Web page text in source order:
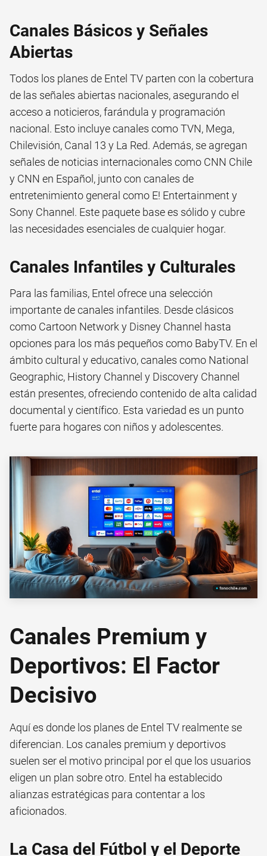
Canales Básicos y Señales
Abiertas
Todos los planes de Entel TV parten con la cobertura
de las señales abiertas nacionales, asegurando el
acceso a noticieros, farándula y programación
nacional. Esto incluye canales como TVN, Mega,
Chilevisión, Canal 13 y La Red. Además, se agregan
señales de noticias internacionales como CNN Chile
y CNN en Español, junto con canales de
entretenimiento general como E! Entertainment y
Sony Channel. Este paquete base es sólido y cubre
las necesidades esenciales de cualquier hogar.
Canales Infantiles y Culturales
Para las familias, Entel ofrece una selección
importante de canales infantiles. Desde clásicos
como Cartoon Network y Disney Channel hasta
opciones para los más pequeños como BabyTV. En el
ámbito cultural y educativo, canales como National
Geographic, History Channel y Discovery Channel
están presentes, ofreciendo contenido de alta calidad
documental y científico. Esta variedad es un punto
fuerte para hogares con niños y adolescentes.
Canales Premium y
Deportivos: El Factor
Decisivo
Aquí es donde los planes de Entel TV realmente se
diferencian. Los canales premium y deportivos
suelen ser el motivo principal por el que los usuarios
eligen un plan sobre otro. Entel ha establecido
alianzas estratégicas para contentar a los
aficionados.
La Casa del Fútbol y el Deporte